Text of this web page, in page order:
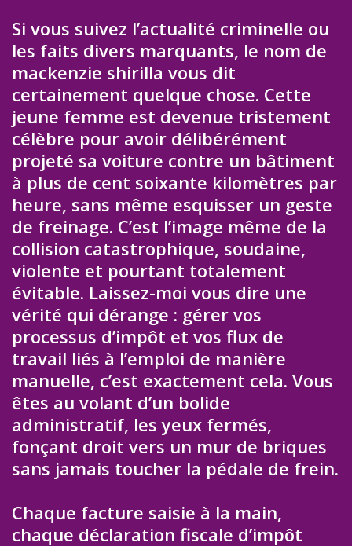
Si vous suivez l’actualité criminelle ou
les faits divers marquants, le nom de
mackenzie shirilla vous dit
certainement quelque chose. Cette
jeune femme est devenue tristement
célèbre pour avoir délibérément
projeté sa voiture contre un bâtiment
à plus de cent soixante kilomètres par
heure, sans même esquisser un geste
de freinage. C’est l’image même de la
collision catastrophique, soudaine,
violente et pourtant totalement
évitable. Laissez-moi vous dire une
vérité qui dérange : gérer vos
processus d’impôt et vos flux de
travail liés à l’emploi de manière
manuelle, c’est exactement cela. Vous
êtes au volant d’un bolide
administratif, les yeux fermés,
fonçant droit vers un mur de briques
sans jamais toucher la pédale de frein.
Chaque facture saisie à la main,
chaque déclaration fiscale d’impôt